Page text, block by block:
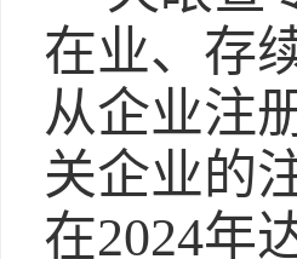
在业、存
从企业注
关企业的
在2024年